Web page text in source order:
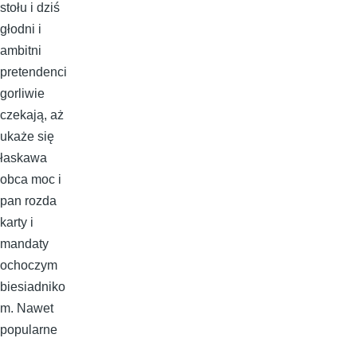
stołu i dziś
głodni i
ambitni
pretendenci
gorliwie
czekają, aż
ukaże się
łaskawa
obca moc i
pan rozda
karty i
mandaty
ochoczym
biesiadniko
m. Nawet
popularne